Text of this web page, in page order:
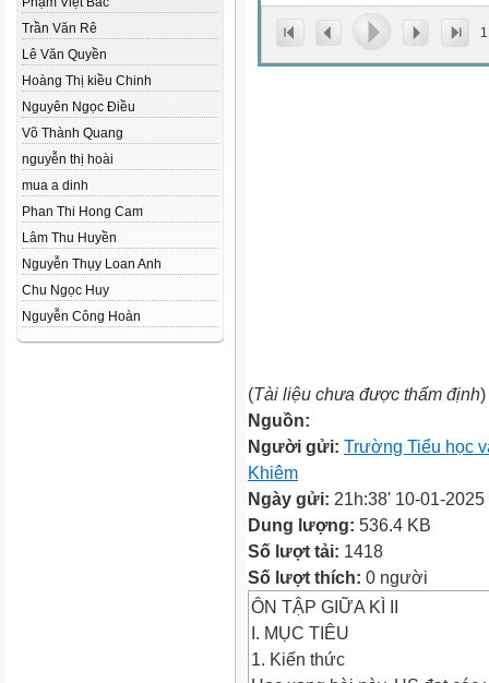
Trần Văn Rê
Lê Văn Quyền
Hoàng Thị kiều Chinh
Nguyên Ngọc Điều
Võ Thành Quang
nguyễn thị hoài
mua a dinh
Phan Thi Hong Cam
Lâm Thu Huyền
Nguyễn Thụy Loan Anh
Chu Ngọc Huy
Nguyễn Công Hoàn
1
(Tài liệu chưa được thẩm định)
Nguồn:
Người gửi: Trường Tiểu học
Khiêm
Ngày gửi: 21h:38' 10-01-2025
Dung lượng: 536.4 KB
Số lượt tải: 1418
Số lượt thích: 0 người
ÔN TẬP GIỮA KÌ II
I. MỤC TIÊU
1. Kiến thức